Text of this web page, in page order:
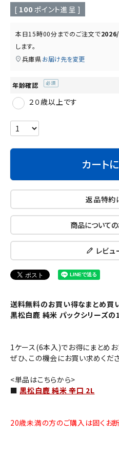
読み物
[ 100 ポイント進呈 ]
本日15時00分までのご注文で2026/
します。
兵庫県お届け先を変更
年齢確認
須)
２０歳以上です
カート
返品特約
商品について
レビュ
送料無料のお買い得なまとめ買
黒松白鹿 純米 パックシリーズの
1ケース(6本入)でお得にまとめお
ぜひ、この機会にお買い求めくださ
<単品はこちらから>
■黒松白鹿 純米 辛口 2L
20歳未満の方のご購入は固くお断